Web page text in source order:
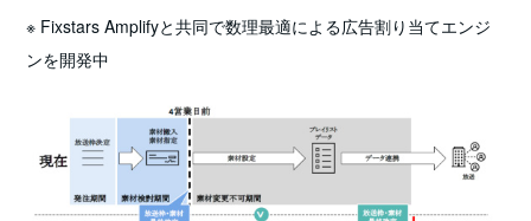
※ Fixstars Amplifyと共同で数理最適による広告割り当てエンジ
ンを開発中